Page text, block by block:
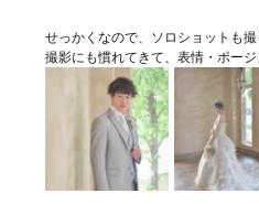
せっかくなので、ソロショットも
撮影にも慣れてきて、表情・ポー